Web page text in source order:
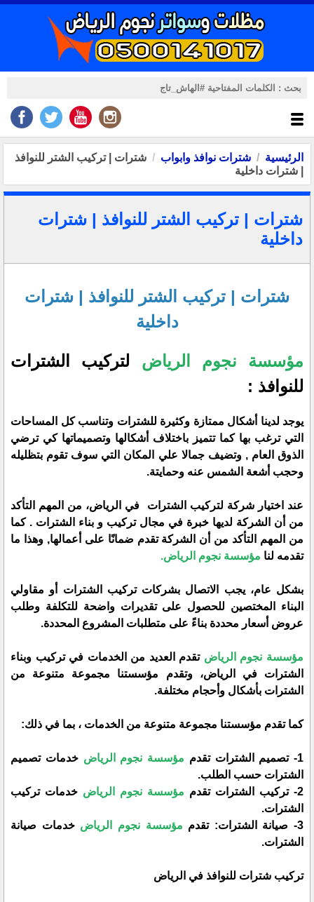
الرئيسية شترات نوافذ وابواب
شترات | تركيب الشتر للنوافذ
| شترات داخلية
شترات | تركيب الشتر للنوافذ | شترات
داخلية
شترات | تركيب الشتر للنوافذ | شترات
داخلية
مؤسسة نجوم الرياض لتركيب الشترات
للنوافذ :
يوجد لدينا أشكال ممتازة وكثيرة للشترات وتناسب كل المساحات
التي ترغب بها كما تتميز باختلاف أشكالها وتصميماتها كي ترضي
الذوق العام , وتضيف جمالا علي المكان التي سوف تقوم بتظليله
وحجب أشعة الشمس عنه وحمايتة.
عند اختيار شركة لتركيب الشترات في الرياض، من المهم التأكد
من أن الشركة لديها خبرة في مجال تركيب و بناء الشترات . كما
من المهم التأكد من أن الشركة تقدم ضمانًا على أعمالها, وهذا ما
تقدمه لنا مؤسسة نجوم الرياض.
بشكل عام، يجب الاتصال بشركات تركيب الشترات أو مقاولي
البناء المختصين للحصول على تقديرات واضحة للتكلفة وطلب
عروض أسعار محددة بناءً على متطلبات المشروع المحددة.
مؤسسة نجوم الرياض تقدم العديد من الخدمات في تركيب وبناء
الشترات في الرياض، وتقدم مؤسستنا مجموعة متنوعة من
الشترات بأشكال وأحجام مختلفة.
كما تقدم مؤسستنا مجموعة متنوعة من الخدمات ، بما في ذلك:
1- تصميم الشترات تقدم مؤسسة نجوم الرياض خدمات تصميم
الشترات حسب الطلب.
2- تركيب الشترات تقدم
مؤسسة نجوم الرياض خدمات تركيب
الشترات.
3- صيانة الشترات: تقدم
مؤسسة نجوم الرياض خدمات صيانة
الشترات.
تركيب شترات للنوافذ في الرياض